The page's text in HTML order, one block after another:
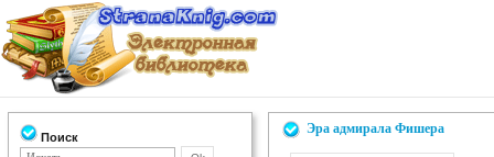
Поиск
Эра адмирала Фишера